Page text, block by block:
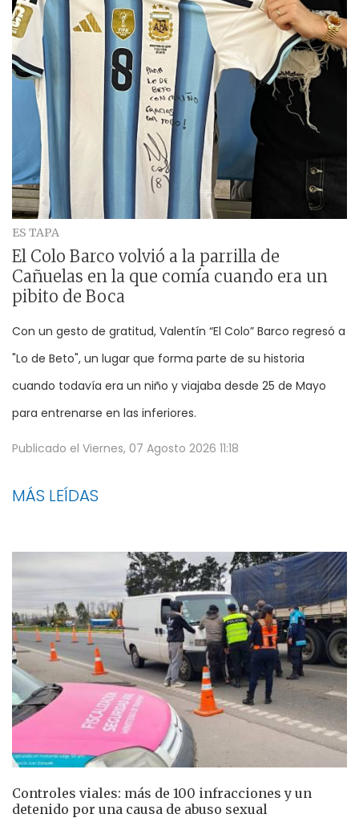
ES TAPA
El Colo Barco volvió a la parrilla de
Cañuelas en la que comía cuando era un
pibito de Boca
Con un gesto de gratitud, Valentín “El Colo” Barco regresó a
"Lo de Beto", un lugar que forma parte de su historia
cuando todavía era un niño y viajaba desde 25 de Mayo
para entrenarse en las inferiores.
Publicado el Viernes, 07 Agosto 2026 11:18
MÁS LEÍDAS
Controles viales: más de 100 infracciones y un
detenido por una causa de abuso sexual